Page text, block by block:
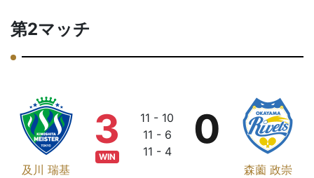
第2マッチ
及川 瑞基
3
WIN
11 - 10
11 - 6
11 - 4
森薗 政崇
0